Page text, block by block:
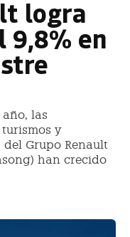
logra
9,8% en
año, las
y
del Grupo Renault
han crecido